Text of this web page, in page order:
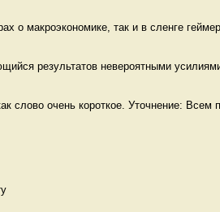
о макроэкономике, так и в сленге
результатов невероятными усилиями
слово очень короткое. Уточнение: Всем